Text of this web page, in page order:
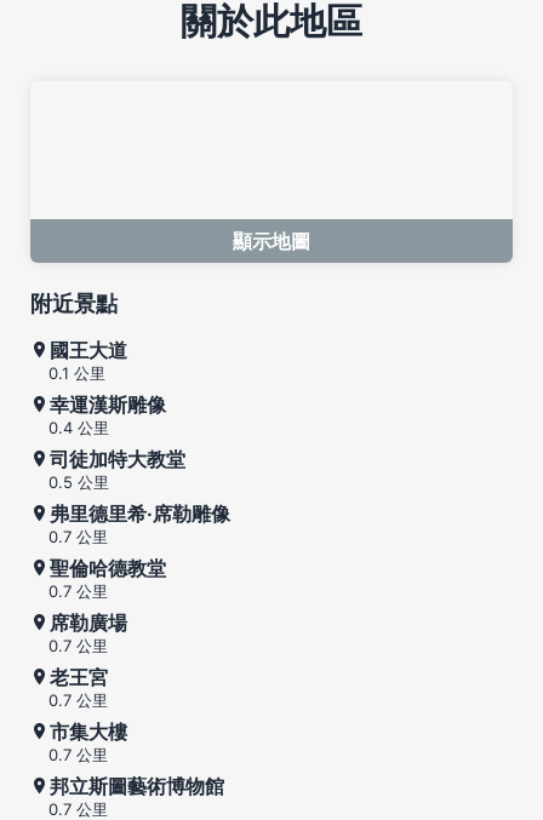
關於此地區
顯示地圖
附近景點
國王大道
0.1 公里
幸運漢斯雕像
0.4 公里
司徒加特大教堂
0.5 公里
弗里德里希·席勒雕像
0.7 公里
聖倫哈德教堂
0.7 公里
席勒廣場
0.7 公里
老王宮
0.7 公里
市集大樓
0.7 公里
邦立斯圖藝術博物館
0.7 公里